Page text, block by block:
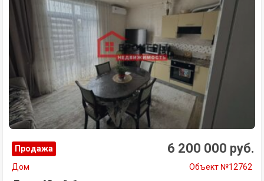
Продажа 6 200 000 руб.
Дом Объект №12762